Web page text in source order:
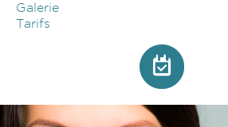
Galerie
Tarifs